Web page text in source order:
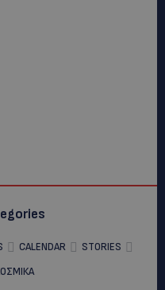
CALENDAR
STORIES